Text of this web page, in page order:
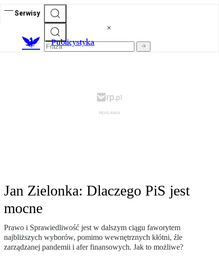
Serwisy
Publicystyka
Jan Zielonka: Dlaczego PiS jest
mocne
Prawo i Sprawiedliwość jest w dalszym ciągu faworytem
najbliższych wyborów, pomimo wewnętrznych kłótni, źle
zarządzanej pandemii i afer finansowych. Jak to możliwe?